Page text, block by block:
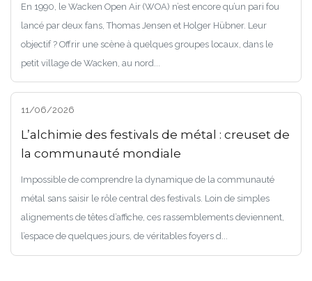
En 1990, le Wacken Open Air (WOA) n’est encore qu’un pari fou
lancé par deux fans, Thomas Jensen et Holger Hübner. Leur
objectif ? Offrir une scène à quelques groupes locaux, dans le
petit village de Wacken, au nord...
11/06/2026
L’alchimie des festivals de métal : creuset de
la communauté mondiale
Impossible de comprendre la dynamique de la communauté
métal sans saisir le rôle central des festivals. Loin de simples
alignements de têtes d’affiche, ces rassemblements deviennent,
l’espace de quelques jours, de véritables foyers d...